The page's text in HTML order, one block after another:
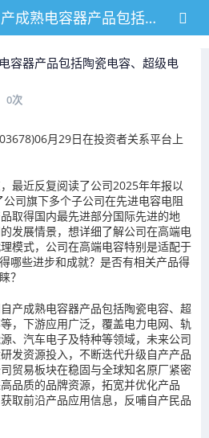
火炬电子：公司自产成熟电容器产品包括陶瓷电容、超级电容、薄膜电容、钽电容等
容器产品包括陶瓷电容、超级电
0次
月29日在投资者关系平台上
最近反复阅读了公司2025年年报以
司旗下多个子公司在先进电容电阻
取得国内最先进部分国际先进的地
发展情景，想详细了解公司在高端电
模式，公司在高端电容特别是适配于
哪些进步和成就？是否有相关产品得
？
产成熟电容器产品包括陶瓷电容、超
，下游应用广泛，覆盖电力电网、轨
、汽车电子及特种等领域，未来公司
发资源投入，不断迭代升级自产产品
贸易板块在稳固与全球知名原厂紧密
品质的品牌资源，拓宽并优化产品
取前沿产品应用信息，反哺自产民品